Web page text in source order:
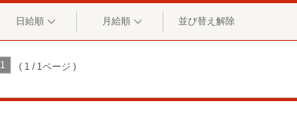
日給順 月給順 並び替え解除
1 ( 1 / 1ページ )